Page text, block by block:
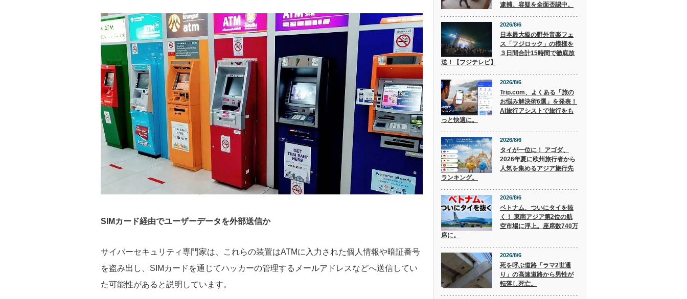
SIMカード経由でユーザーデータを外部送信か
サイバーセキュリティ専門家は、これらの装置はATMに入力された個人情報や暗証番号
を盗み出し、SIMカードを通じてハッカーの管理するメールアドレスなどへ送信してい
た可能性があると説明しています。
逮捕。容疑を全面否認中。
2026/8/6
日本最大級の野外音楽フェ
ス「フジロック」の模様を
３日間合計15時間で徹底放
送！【フジテレビ】
2026/8/6
Trip.com、よくある「旅の
お悩み解決術6選」を発表！
AI旅行アシストで旅行をも
っと快適に。
2026/8/6
タイが一位に！ アゴダ、
2026年夏に欧州旅行者から
人気を集めるアジア旅行先
ランキング。
2026/8/6
ベトナム、ついにタイを抜
く！ 東南アジア第2位の航
空市場に浮上。座席数740万
席に。
2026/8/6
死を呼ぶ道路「ラマ2世通
り」の高速道路から男性が
転落し死亡。